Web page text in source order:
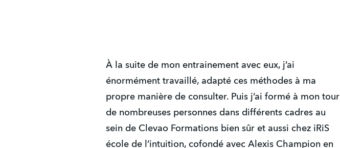
À la suite de mon entrainement avec eux, j’ai
énormément travaillé, adapté ces méthodes à ma
propre manière de consulter. Puis j’ai formé à mon tour
de nombreuses personnes dans différents cadres au
sein de Clevao Formations bien sûr et aussi chez iRiS
école de l’intuition, cofondé avec Alexis Champion en